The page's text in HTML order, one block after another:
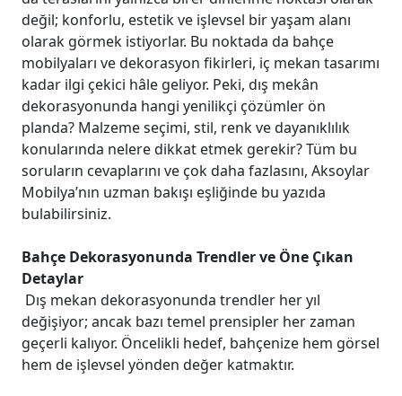
değil; konforlu, estetik ve işlevsel bir yaşam alanı
olarak görmek istiyorlar. Bu noktada da bahçe
mobilyaları ve dekorasyon fikirleri, iç mekan tasarımı
kadar ilgi çekici hâle geliyor. Peki, dış mekân
dekorasyonunda hangi yenilikçi çözümler ön
planda? Malzeme seçimi, stil, renk ve dayanıklılık
konularında nelere dikkat etmek gerekir? Tüm bu
soruların cevaplarını ve çok daha fazlasını, Aksoylar
Mobilya’nın uzman bakışı eşliğinde bu yazıda
bulabilirsiniz.
Bahçe Dekorasyonunda Trendler ve Öne Çıkan
Detaylar
Dış mekan dekorasyonunda trendler her yıl
değişiyor; ancak bazı temel prensipler her zaman
geçerli kalıyor. Öncelikli hedef, bahçenize hem görsel
hem de işlevsel yönden değer katmaktır.